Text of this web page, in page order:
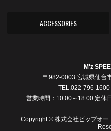
ACCESSORIES
M'z
〒982-0003 宮城県仙台
TEL.022-796-
営業時間：10:00～18:00 定休
Copyright © 株式会社ビップオ